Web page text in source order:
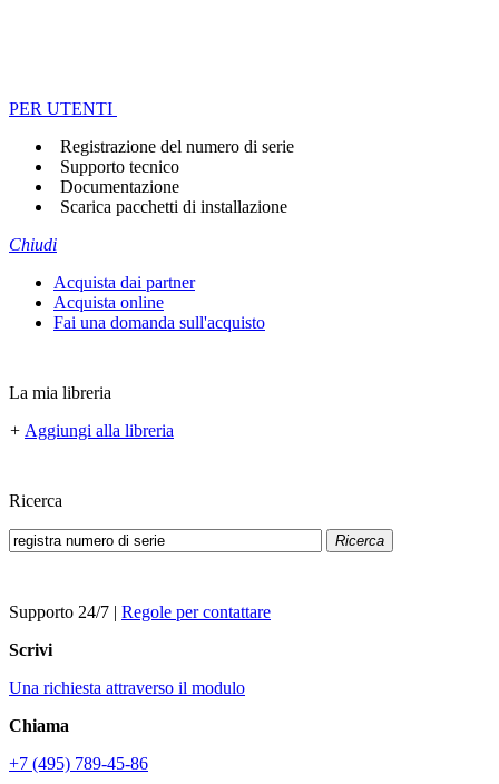
PER UTENTI
Registrazione del numero di serie
Supporto tecnico
Documentazione
Scarica pacchetti di installazione
Chiudi
Acquista dai partner
Acquista online
Fai una domanda sull'acquisto
La mia libreria
+ Aggiungi alla libreria
Ricerca
Ricerca
Supporto 24/7 | Regole per contattare
Scrivi
Una richiesta attraverso il modulo
Chiama
+7 (495) 789-45-86